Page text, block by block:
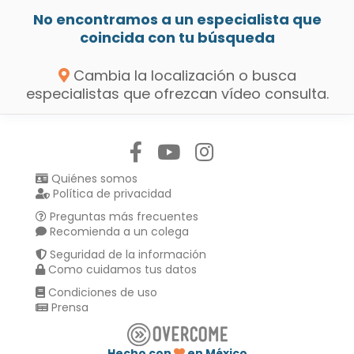
No encontramos a un especialista que
coincida con tu búsqueda
Cambia la localización o busca
especialistas que ofrezcan vídeo consulta.
Quiénes somos
Política de privacidad
Preguntas más frecuentes
Recomienda a un colega
Seguridad de la información
Como cuidamos tus datos
Condiciones de uso
Prensa